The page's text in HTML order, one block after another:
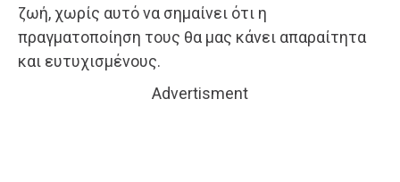
ζωή, χωρίς αυτό να σημαίνει ότι η
πραγματοποίηση τους θα μας κάνει απαραίτητα
και ευτυχισμένους.
Advertisment